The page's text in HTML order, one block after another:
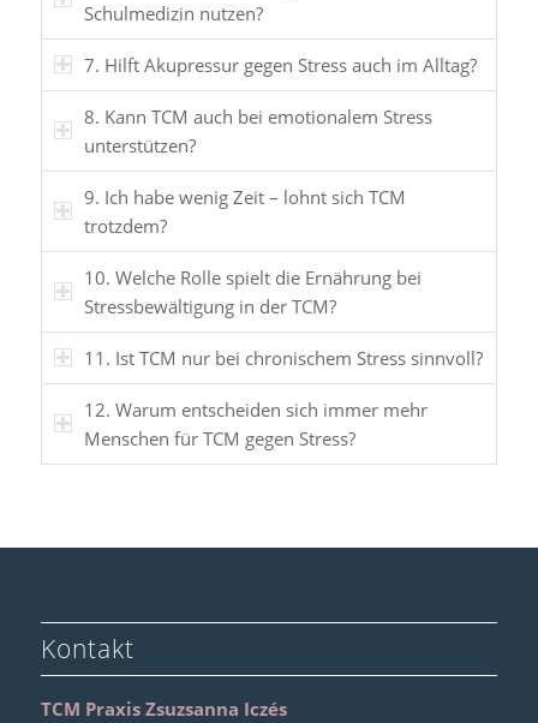
Schulmedizin nutzen?
7. Hilft Akupressur gegen Stress auch im Alltag?
8. Kann TCM auch bei emotionalem Stress
unterstützen?
9. Ich habe wenig Zeit – lohnt sich TCM
trotzdem?
10. Welche Rolle spielt die Ernährung bei
Stressbewältigung in der TCM?
11. Ist TCM nur bei chronischem Stress sinnvoll?
12. Warum entscheiden sich immer mehr
Menschen für TCM gegen Stress?
Kontakt
TCM Praxis Zsuzsanna Iczés